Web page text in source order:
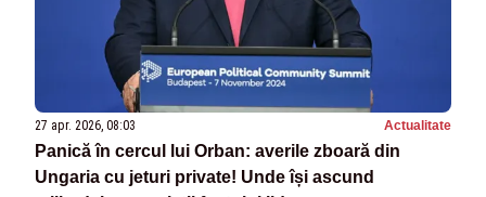
27 apr. 2026, 08:03 Actualitate
Panică în cercul lui Orban: averile zboară din
Ungaria cu jeturi private! Unde își ascund